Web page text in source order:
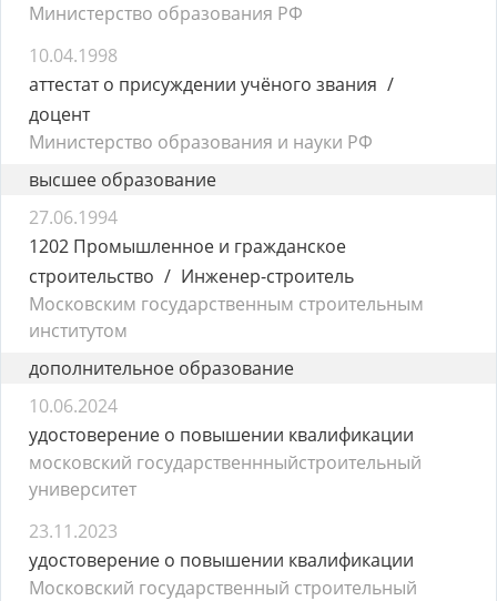
Министерство образования РФ
10.04.1998
аттестат о присуждении учёного звания
доцент
Министерство образования и науки РФ
высшее образование
27.06.1994
1202 Промышленное и гражданское
строительство
Инженер-строитель
Московским государственным строительным
институтом
дополнительное образование
10.06.2024
удостоверение о повышении квалификации
московский государственнныйстроительный
университет
23.11.2023
удостоверение о повышении квалификации
Московский государственный строительный